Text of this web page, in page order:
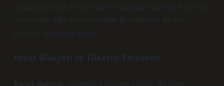
girdilerdeki artış, arz eğrisini sola kaydırır; yani belirli bir fiyat
seviyesinde daha az taş arz edilir. Bu etkileşim, piyasa
fiyatının oluşmasını sağlar.
Fırsat Maliyeti ve Tüketici Tercihleri
Fırsat maliyeti , ekonomik kararların özüdür. Bir birey